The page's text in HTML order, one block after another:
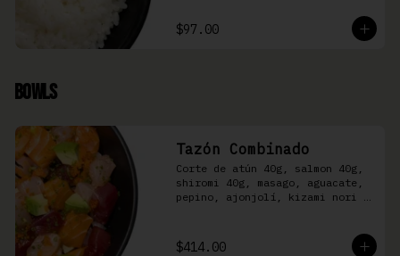
$97.00
Bowls
Tazón Combinado
Corte de atún 40g, salmon 40g,
shiromi 40g, masago, aguacate,
pepino, ajonjolí, kizami nori y
$414.00